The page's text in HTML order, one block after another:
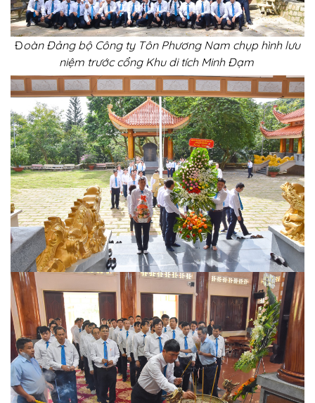
Đoàn Đảng bộ Công ty Tôn Phương Nam chụp hình lưu
niệm trước cổng Khu di tích Minh Đạm